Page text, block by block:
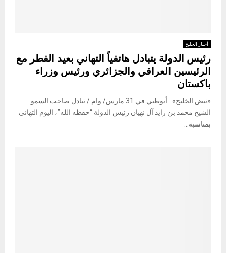
أخبار الخليج
رئيس الدولة يتبادل هاتفياً التهاني بعيد الفطر مع
الرئيسين العراقي والجزائري ورئيس وزراء
باكستان
«نبض الخليج» أبوظبي في 31 مارس/ وام / تبادل صاحب السمو
الشيخ محمد بن زايد آل نهيان رئيس الدولة “حفظه الله”، اليوم التهاني
بمناسبة...